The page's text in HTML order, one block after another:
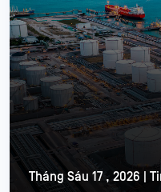
Tháng Sáu 17 , 2026 |